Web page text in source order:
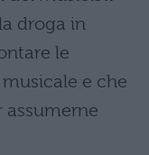
droga in
le
e che